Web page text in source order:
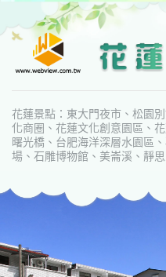
花蓮景點：東大門夜市、松園
化商圈、花蓮文化創意園區、
曙光橋、台肥海洋深層水園區
場、石雕博物館、美崙溪、靜